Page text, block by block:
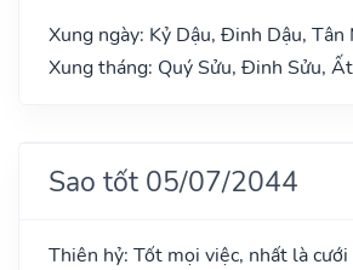
Xung ngày: Kỷ Dậu, Đinh Dậu, Tân
Xung tháng: Quý Sửu, Đinh Sửu,
Sao tốt 05/07/2044
Thiên hỷ: Tốt mọi việc, nhất là cưới